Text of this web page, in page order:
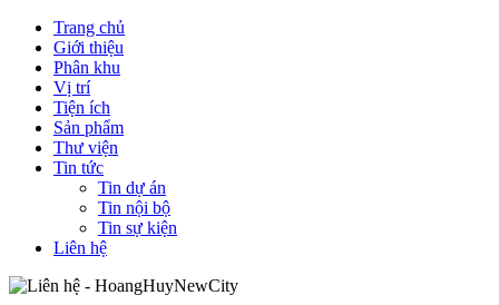
Trang chủ
Giới thiệu
Phân khu
Vị trí
Tiện ích
Sản phẩm
Thư viện
Tin tức
Tin dự án
Tin nội bộ
Tin sự kiện
Liên hệ